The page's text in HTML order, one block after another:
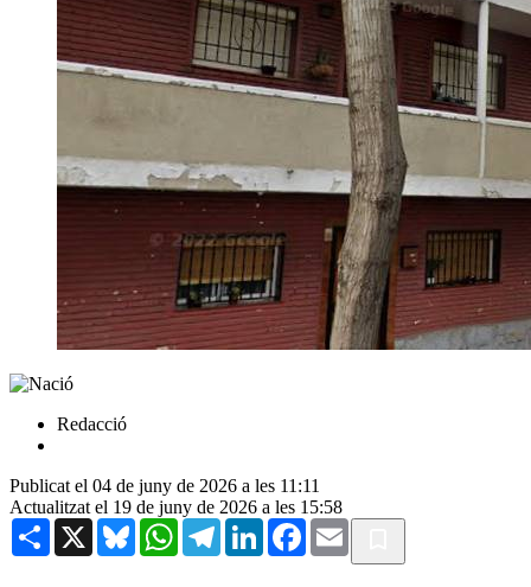
Redacció
Publicat el 04 de juny de 2026 a les 11:11
Actualitzat el 19 de juny de 2026 a les 15:58
Share X BlueskyWhatsAppTelegramLinkedInFacebook
Email